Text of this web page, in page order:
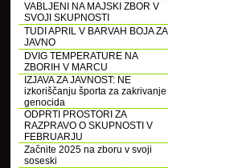
VABLJENI NA MAJSKI ZBOR V
SVOJI SKUPNOSTI
TUDI APRIL V BARVAH BOJA ZA
JAVNO
DVIG TEMPERATURE NA
ZBORIH V MARCU
IZJAVA ZA JAVNOST: NE
izkoriščanju športa za zakrivanje
genocida
ODPRTI PROSTORI ZA
RAZPRAVO O SKUPNOSTI V
FEBRUARJU
Začnite 2025 na zboru v svoji
soseski